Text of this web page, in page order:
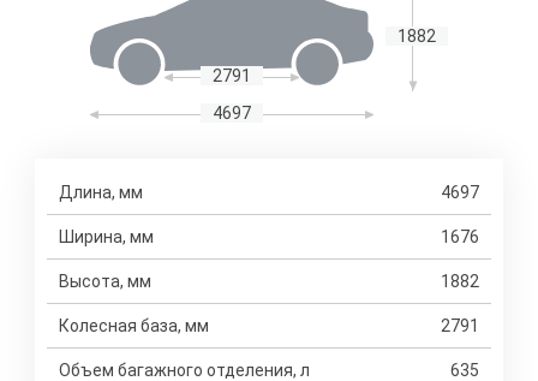
2791
1882
4697
Длина, мм 4697
Ширина, мм 1676
Высота, мм 1882
Колесная база, мм 2791
Объем багажного отделения, л 635